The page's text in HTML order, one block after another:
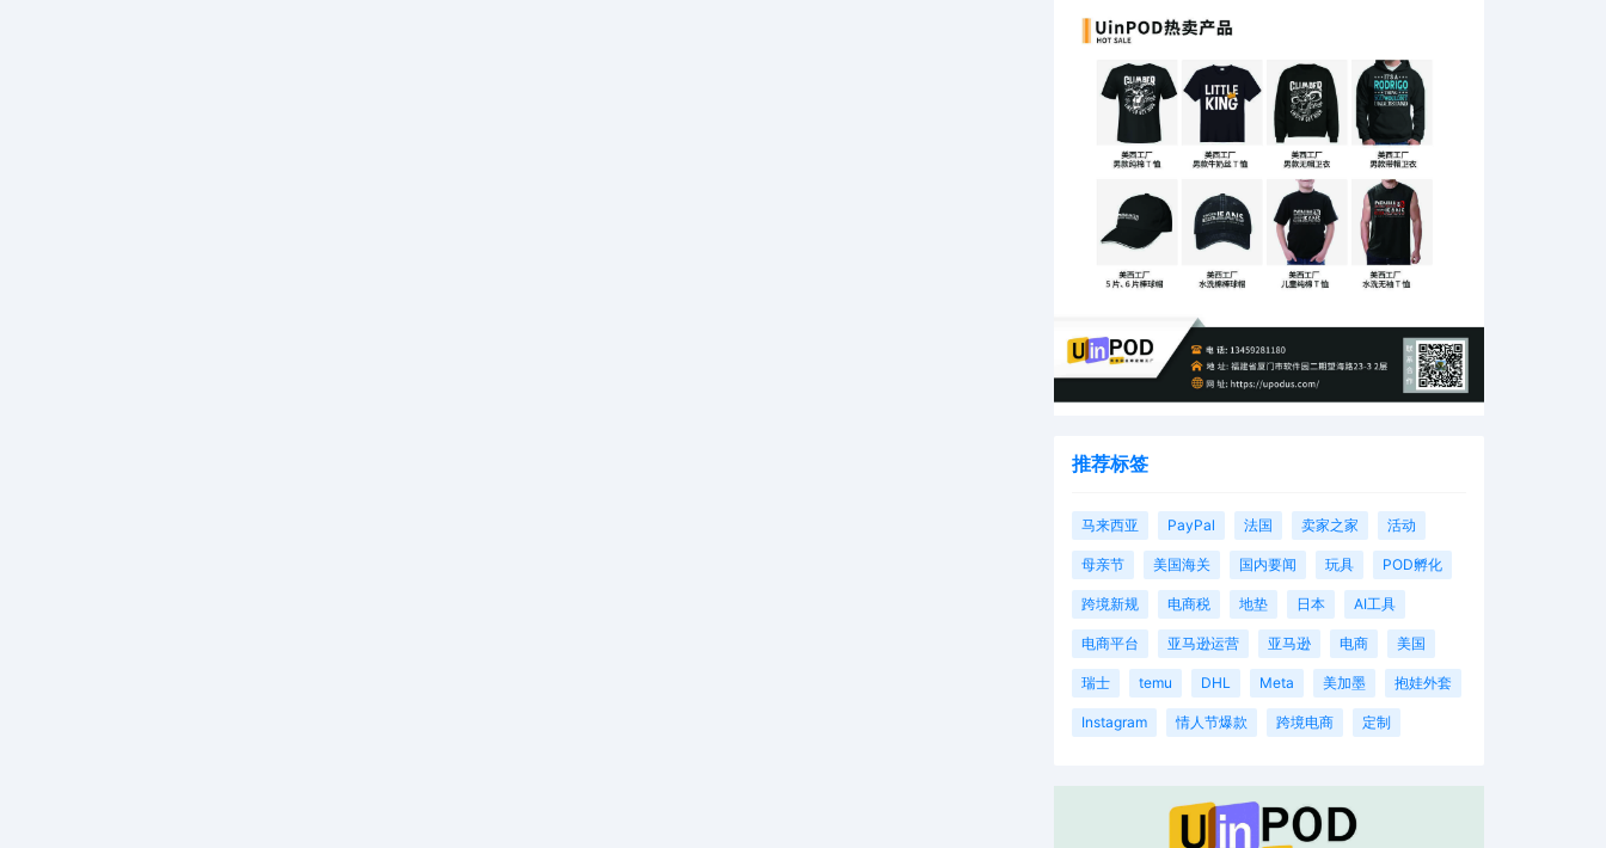
推荐标签
马来西亚 PayPal 法国 卖家之家 活动
母亲节 美国海关 国内要闻 玩具 POD孵化
跨境新规 电商税 地垫 日本 AI工具
电商平台 亚马逊运营 亚马逊 电商 美国
瑞士 temu DHL Meta 美加墨 抱娃外套
Instagram 情人节爆款 跨境电商 定制